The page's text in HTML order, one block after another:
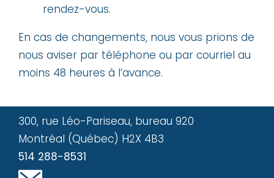
rendez-vous.
En cas de changements, nous vous prions de
nous aviser par téléphone ou par courriel au
moins 48 heures à l’avance.
300, rue Léo-Pariseau, bureau 920
Montréal (Québec) H2X 4B3
514 288-8531